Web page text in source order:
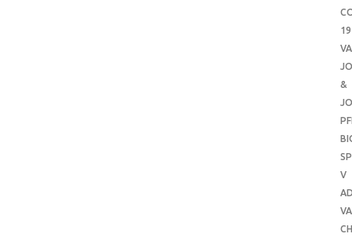
19
&
V